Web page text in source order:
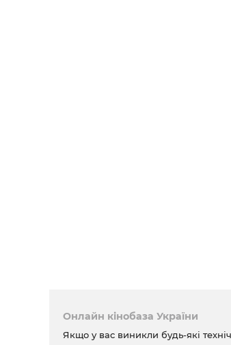
Онлайн кінобаза України
Якщо у вас виникли будь-які